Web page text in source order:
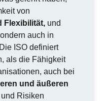
von
Flexibilität, und
auch in
ISO definiert
als die Fähigkeit
auch bei
und äußeren
Risiken